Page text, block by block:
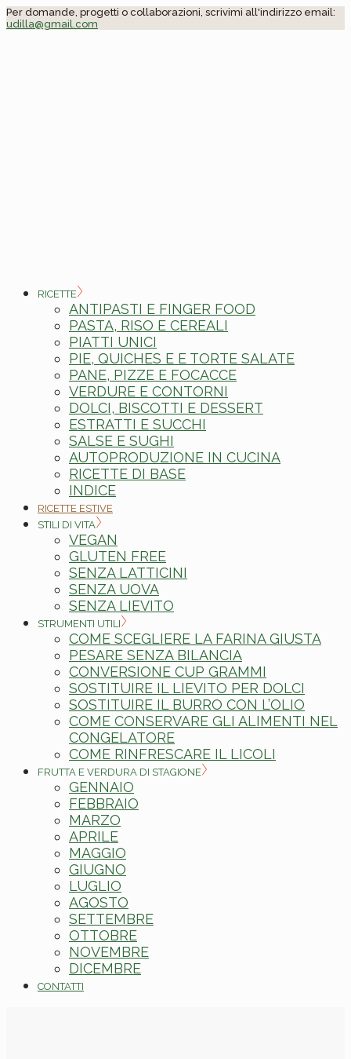
Skip
to
Per domande, progetti o collaborazioni, scrivimi all'indirizzo email:
udilla@gmail.com
RICETTE
ANTIPASTI E FINGER FOOD
PASTA, RISO E CEREALI
PIATTI UNICI
PIE, QUICHES E E TORTE SALATE
PANE, PIZZE E FOCACCE
VERDURE E CONTORNI
DOLCI, BISCOTTI E DESSERT
ESTRATTI E SUCCHI
SALSE E SUGHI
AUTOPRODUZIONE IN CUCINA
RICETTE DI BASE
INDICE
RICETTE ESTIVE
STILI DI VITA
VEGAN
GLUTEN FREE
SENZA LATTICINI
SENZA UOVA
SENZA LIEVITO
STRUMENTI UTILI
COME SCEGLIERE LA FARINA GIUSTA
PESARE SENZA BILANCIA
CONVERSIONE CUP GRAMMI
SOSTITUIRE IL LIEVITO PER DOLCI
SOSTITUIRE IL BURRO CON L’OLIO
COME CONSERVARE GLI ALIMENTI NEL
CONGELATORE
COME RINFRESCARE IL LICOLI
FRUTTA E VERDURA DI STAGIONE
GENNAIO
FEBBRAIO
MARZO
APRILE
MAGGIO
GIUGNO
LUGLIO
AGOSTO
SETTEMBRE
OTTOBRE
NOVEMBRE
DICEMBRE
CONTATTI